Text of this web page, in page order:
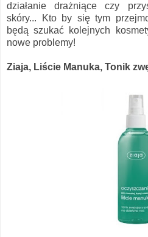
działanie drażniące czy
skóry... Kto by się tym
będą szukać kolejnych
nowe problemy!
Ziaja, Liście Manuka, Tonik